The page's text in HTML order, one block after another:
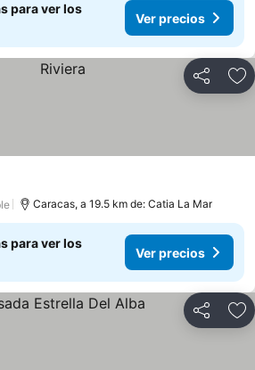
para ver los
Ver precios
Compartir
Caracas, a 19.5 km de: Catia La Mar
para ver los
Ver precios
Compartir